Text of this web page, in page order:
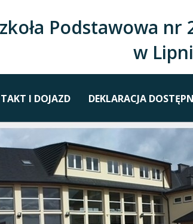
Podstawowa nr
w
I DOJAZD DEKLARACJA